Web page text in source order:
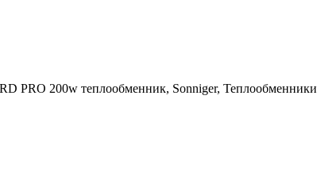
PRO 200w теплообменник, Sonniger, Теплообменники